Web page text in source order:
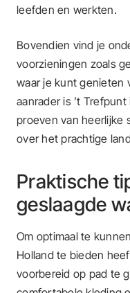
leefden en werkten.
Bovendien vind je
voorzieningen zoals
waar je kunt genieten
aanrader is ’t
proeven van heerlijke
over het prachtige
Praktische
geslaagde
Om optimaal te
Holland te bieden
voorbereid op pad te